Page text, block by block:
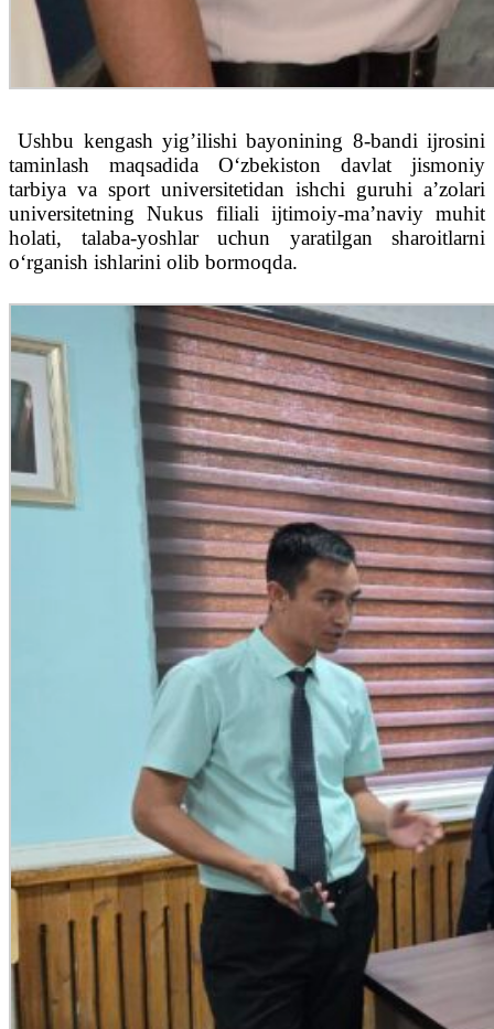
Ushbu kengash yig’ilishi bayonining 8-bandi ijrosini
taminlash maqsadida O‘zbekiston davlat jismoniy
tarbiya va sport universitetidan ishchi guruhi a’zolari
universitetning Nukus filiali ijtimoiy-ma’naviy muhit
holati, talaba-yoshlar uchun yaratilgan sharoitlarni
o‘rganish ishlarini olib bormoqda.